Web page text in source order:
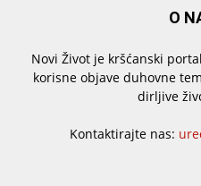
O
Novi Život je kršćanski
korisne objave duhovne
dirljive
Kontaktirajte nas: